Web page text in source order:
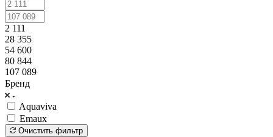
2 111
28 355
54 600
80 844
107 089
Бренд
Aquaviva
Emaux
Очистить фильтр